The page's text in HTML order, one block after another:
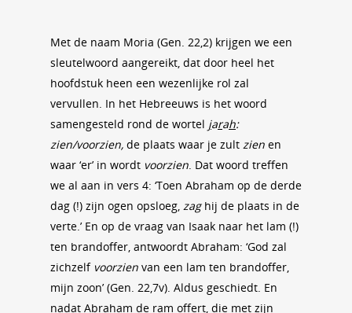
Met de naam Moria (Gen. 22,2) krijgen we een
sleutelwoord aangereikt, dat door heel het
hoofdstuk heen een wezenlijke rol zal
vervullen. In het Hebreeuws is het woord
samengesteld rond de wortel jarah:
zien/voorzien, de plaats waar je zult zien en
waar ‘er’ in wordt voorzien. Dat woord treffen
we al aan in vers 4: ‘Toen Abraham op de derde
dag (!) zijn ogen opsloeg, zaghij de plaats in de
verte.’ En op de vraag van Isaak naar het lam (!)
ten brandoffer, antwoordt Abraham: ‘God zal
zichzelf voorzien van een lam ten brandoffer,
mijn zoon’ (Gen. 22,7v). Aldus geschiedt. En
nadat Abraham de ram offert, die met zijn